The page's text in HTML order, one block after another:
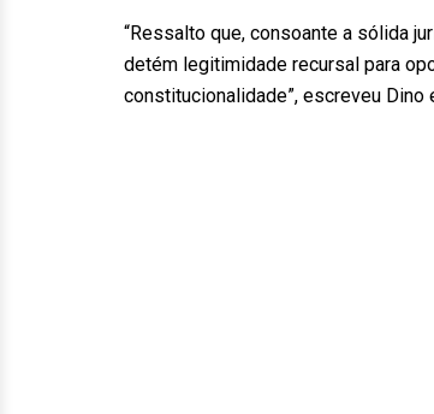
“Ressalto que, consoante a sólida
detém legitimidade recursal para
constitucionalidade”, escreveu Dino